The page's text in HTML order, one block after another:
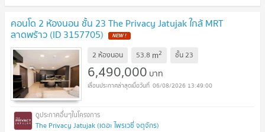
คอนโด 2 ห้องนอน ชั้น 23 The Privacy Jatujak ใกล้ MRT
ลาดพร้าว (ID 3157705)
2 ห้องนอน 53.8 m2 ชั้น23
6,490,000 บาท
06/08/2026 13:49:00
The Privacy Jatujak (เดอะ ไพรเวซี่ จตุจักร)